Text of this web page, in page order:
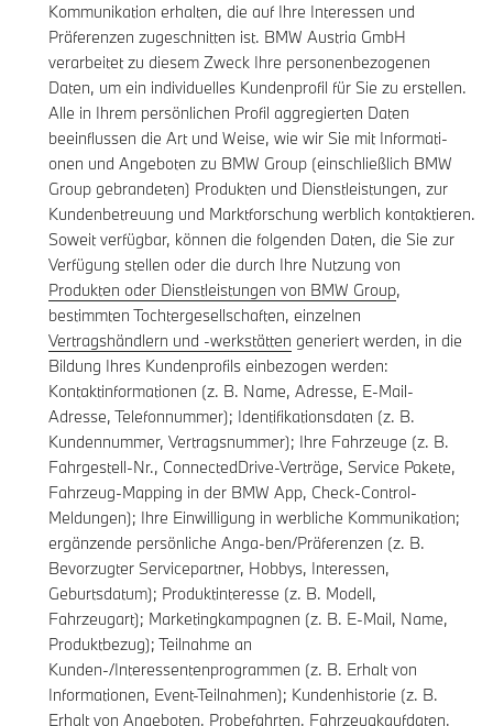
Kommunikation erhalten, die auf Ihre Interessen und
Präferenzen zugeschnitten ist. BMW Austria GmbH
verarbeitet zu diesem Zweck Ihre personenbezogenen
Daten, um ein individuelles Kundenprofil für Sie zu erstellen.
Alle in Ihrem persönlichen Profil aggregierten Daten
beeinflussen die Art und Weise, wie wir Sie mit Informati-
onen und Angeboten zu BMW Group (einschließlich BMW
Group gebrandeten) Produkten und Dienstleistungen, zur
Kundenbetreuung und Marktforschung werblich kontaktieren.
Soweit verfügbar, können die folgenden Daten, die Sie zur
Verfügung stellen oder die durch Ihre Nutzung von
Produkten oder Dienstleistungen von BMW Group,
bestimmten Tochtergesellschaften, einzelnen
Vertragshändlern und -werkstätten generiert werden, in die
Bildung Ihres Kundenprofils einbezogen werden:
Kontaktinformationen (z. B. Name, Adresse, E-Mail-
Adresse, Telefonnummer); Identifikationsdaten (z. B.
Kundennummer, Vertragsnummer); Ihre Fahrzeuge (z. B.
Fahrgestell-Nr., ConnectedDrive-Verträge, Service Pakete,
Fahrzeug-Mapping in der BMW App, Check-Control-
Meldungen); Ihre Einwilligung in werbliche Kommunikation;
ergänzende persönliche Anga-ben/Präferenzen (z. B.
Bevorzugter Servicepartner, Hobbys, Interessen,
Geburtsdatum); Produktinteresse (z. B. Modell,
Fahrzeugart); Marketingkampagnen (z. B. E-Mail, Name,
Produktbezug); Teilnahme an
Kunden-/Interessentenprogrammen (z. B. Erhalt von
Informationen, Event-Teilnahmen); Kundenhistorie (z. B.
Erhalt von Angeboten, Probefahrten, Fahrzeugkaufdaten,